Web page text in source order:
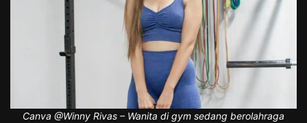
Canva @Winny Rivas – Wanita di gym sedang berolahraga